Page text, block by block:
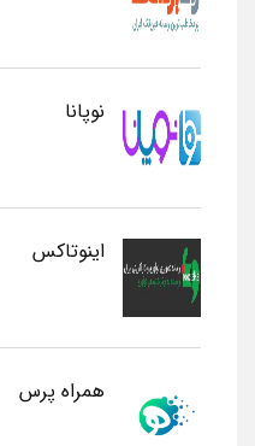
نوپانا
اینوتاکس
همراه پرس